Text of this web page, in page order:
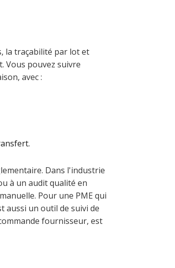
la traçabilité par lot et
Vous pouvez suivre
avec :
Dans l'industrie
à un audit qualité en
Pour une PME qui
aussi un outil de suivi de
fournisseur, est